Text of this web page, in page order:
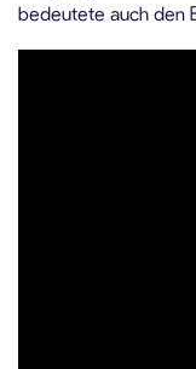
bedeutete auch den